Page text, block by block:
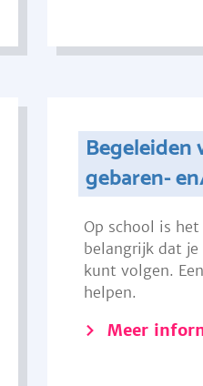
Begeleiden
gebaren-
Op school is
belangrijk dat je
kunt volgen.
helpen.
Meer